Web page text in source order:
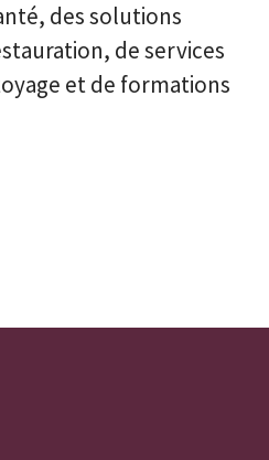
des solutions
de services
et de formations